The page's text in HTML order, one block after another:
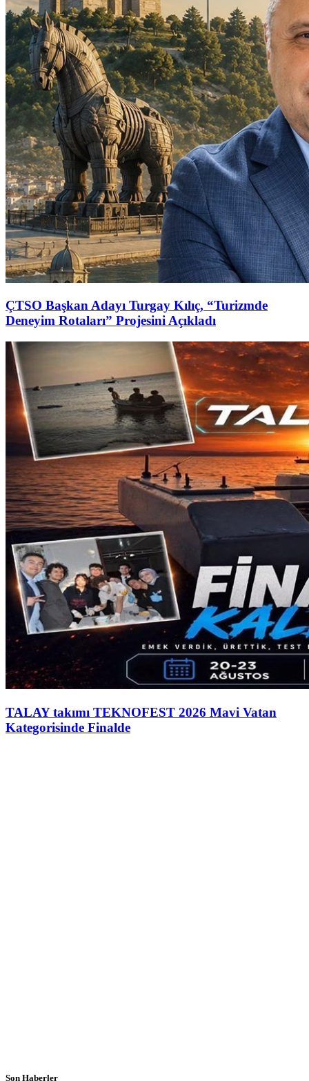
ÇTSO Başkan Adayı Turgay Kılıç, “Turizmde
Deneyim Rotaları” Projesini Açıkladı
TALAY takımı TEKNOFEST 2026 Mavi Vatan
Kategorisinde Finalde
Son Haberler